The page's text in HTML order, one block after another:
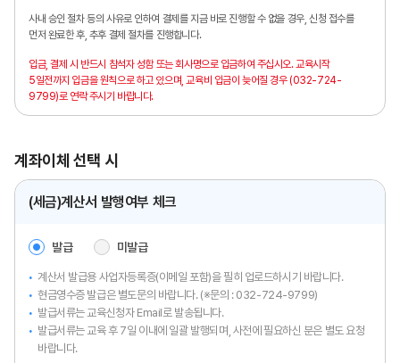
사내 승인 절차 등의 사유로 인하여 결제를 지금 바로 진행할 수 없을 경우, 신청 접수를
먼저 완료한 후, 추후 결제 절차를 진행합니다.
입금, 결제 시 반드시 참석자 성함 또는 회사명으로 입금하여 주십시오.교육시작
5일전까지 입금을 원칙으로 하고 있으며,교육비 입금이 늦어질 경우 (032-724-
9799)로 연락 주시기 바랍니다.
계좌이체 선택 시
(세금)계산서 발행여부 체크
발급 미발급
계산서 발급용 사업자등록증(이메일 포함)을 필히 업로드하시기 바랍니다.
현금영수증 발급은 별도문의 바랍니다. (※문의 : 032-724-9799)
발급서류는 교육신청자 Email로 발송됩니다.
발급서류는 교육 후 7일 이내에 일괄 발행되며, 사전에 필요하신 분은 별도 요청
바랍니다.